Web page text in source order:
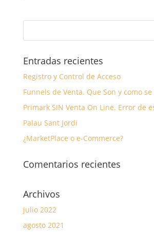
Entradas recientes
Registro y Control de Acceso
Funnels de Venta. Que Son y como se
Primark SIN Venta On Line. Error de
Palau Sant Jordi
¿MarketPlace o e-Commerce?
Comentarios recientes
Archivos
julio 2022
agosto 2021